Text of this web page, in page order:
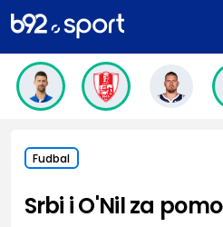
Fudbal
Srbi i O'Nil za